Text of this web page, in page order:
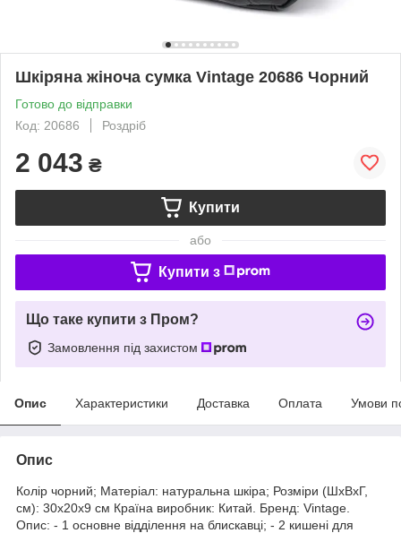
Шкіряна жіноча сумка Vintage 20686 Чорний
Готово до відправки
Код: 20686
Роздріб
2 043 ₴
Купити
або
Купити з
Що таке купити з Пром?
Замовлення під захистом
Опис Характеристики Доставка Оплата Умови
Опис
Колір чорний; Матеріал: натуральна шкіра; Розміри (ШхВхГ,
см): 30х20х9 см Країна виробник: Китай. Бренд: Vintage.
Опис: - 1 основне відділення на блискавці; - 2 кишені для